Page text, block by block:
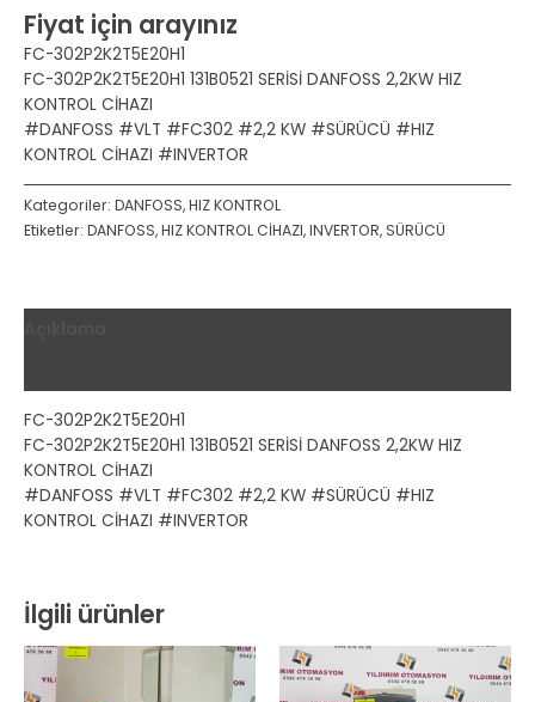
Fiyat için arayınız
FC-302P2K2T5E20H1
FC-302P2K2T5E20H1 131B0521 SERİSİ DANFOSS 2,2KW HIZ
KONTROL CİHAZI
#DANFOSS #VLT #FC302 #2,2 KW #SÜRÜCÜ #HIZ
KONTROL CİHAZI #INVERTOR
Kategoriler: DANFOSS,HIZ KONTROL
Etiketler: DANFOSS,HIZ KONTROL CİHAZI,INVERTOR, SÜRÜCÜ
FC-302P2K2T5E20H1
FC-302P2K2T5E20H1 131B0521 SERİSİ DANFOSS 2,2KW HIZ
KONTROL CİHAZI
#DANFOSS #VLT #FC302 #2,2 KW #SÜRÜCÜ #HIZ
KONTROL CİHAZI #INVERTOR
İlgili ürünler